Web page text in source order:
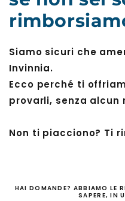
Siamo sicuri che
Invinnia.
Ecco perché ti
provarli, senza alcun
Non ti piacciono? Ti
HAI DOMANDE? ABBIAMO LE
SAPERE, IN